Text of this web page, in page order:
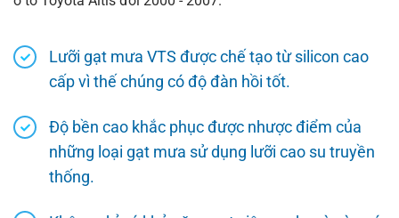
Lưỡi gạt mưa VTS được chế tạo từ silicon cao
cấp vì thế chúng có độ đàn hồi tốt.
Độ bền cao khắc phục được nhược điểm của
những loại gạt mưa sử dụng lưỡi cao su truyền
thống.